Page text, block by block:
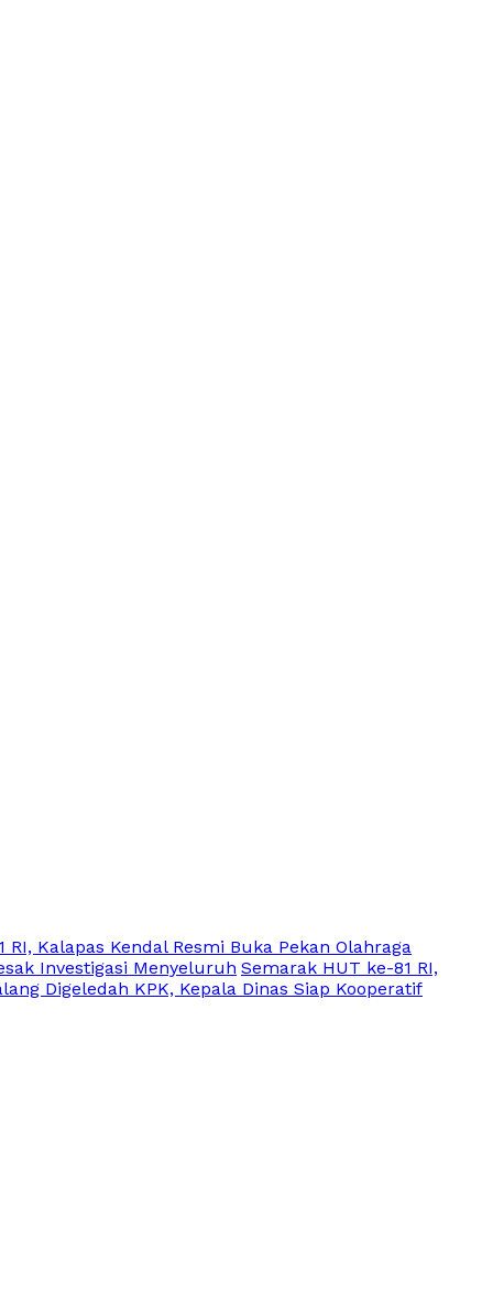
RI, Kalapas Kendal Resmi Buka Pekan Olahraga
Investigasi Menyeluruh Semarak HUT ke-81 RI,
Digeledah KPK, Kepala Dinas Siap Kooperatif